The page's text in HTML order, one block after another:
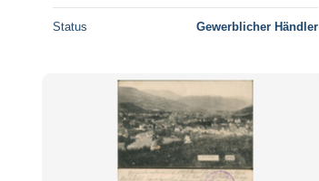
Status Gewerblicher Händler